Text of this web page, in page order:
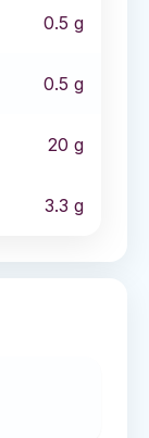
0.5 g
0.5 g
20 g
3.3 g